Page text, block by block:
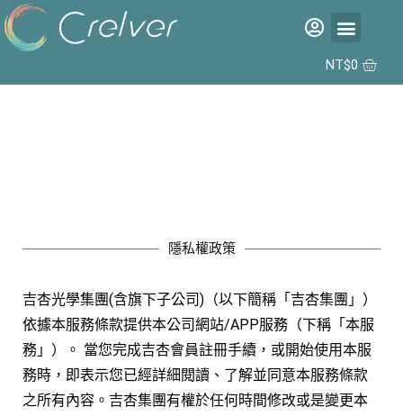
NT$0
隱私權政策
吉杏光學集團(含旗下子公司)（以下簡稱「吉杏集團」）
依據本服務條款提供本公司網站/APP服務（下稱「本服
務」）。 當您完成吉杏會員註冊手續，或開始使用本服
務時，即表示您已經詳細閱讀、了解並同意本服務條款
之所有內容。吉杏集團有權於任何時間修改或是變更本